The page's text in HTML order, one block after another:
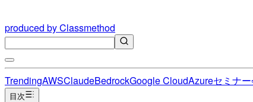
produced by Classmethod
TrendingAWSClaudeBedrockGoogle CloudAzureセミナー
目次